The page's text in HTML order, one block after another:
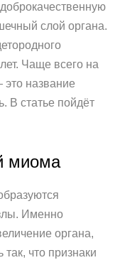
слой органа.
Чаще всего на
название
В статье пойдёт
миома
Именно
органа,
что признаки